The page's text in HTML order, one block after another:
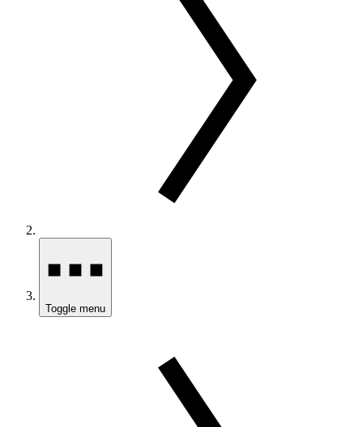
Toggle menu